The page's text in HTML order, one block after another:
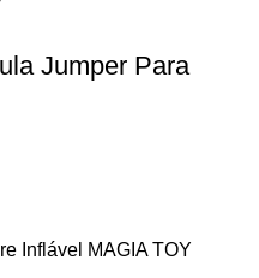
Jumper Para